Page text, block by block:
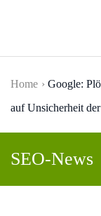
Home
Google:
auf Unsicherheit
SEO-News